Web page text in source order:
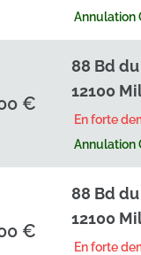
Annulation
€
88 Bd
12100
En forte
Annulation
€
88 Bd
12100
En forte